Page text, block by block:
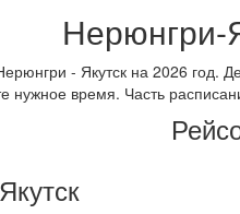
Нерюнгри-
- Якутск на 2026 год.
нужное время. Часть